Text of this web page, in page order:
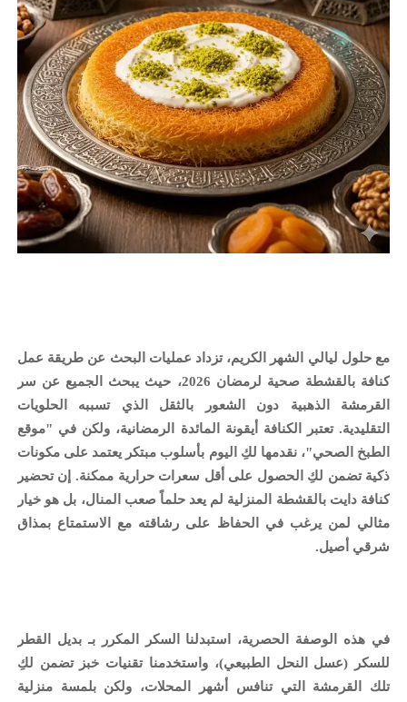
مع حلول ليالي الشهر الكريم، تزداد عمليات البحث عن طريقة عمل
كنافة بالقشطة صحية لرمضان 2026
، حيث يبحث الجميع عن سر
القرمشة الذهبية دون الشعور بالثقل الذي تسببه الحلويات
التقليدية. تعتبر الكنافة أيقونة المائدة الرمضانية، ولكن في "موقع
الطبخ الصحي"، نقدمها لكِ اليوم بأسلوب مبتكر يعتمد على مكونات
ذكية تضمن لكِ الحصول على أقل سعرات حرارية ممكنة. إن تحضير
كنافة دايت بالقشطة المنزلية لم يعد حلماً صعب المنال، بل هو خيار
مثالي لمن يرغب في الحفاظ على رشاقته مع الاستمتاع بمذاق
شرقي أصيل.
في هذه الوصفة الحصرية، استبدلنا السكر المكرر بـبديل القطر
للسكر
(عسل النحل الطبيعي)، واستخدمنا تقنيات خبز تضمن لكِ
تلك القرمشة التي تنافس أشهر المحلات، ولكن بلمسة منزلية